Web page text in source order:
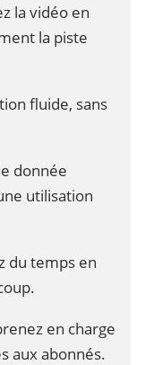
la vidéo en
la piste
fluide, sans
donnée
utilisation
du temps en
en charge
aux abonnés.